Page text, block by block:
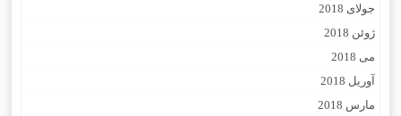
جولای 2018
ژوئن 2018
می 2018
آوریل 2018
مارس 2018